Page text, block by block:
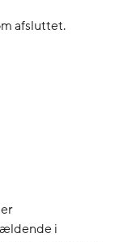
afsluttet.
i